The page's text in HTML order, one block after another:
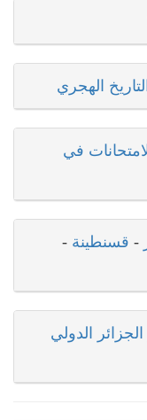
الهجري
في
- قسنطينة -
الدولي